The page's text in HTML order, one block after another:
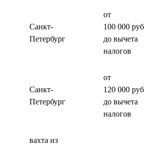
Санкт-
Петербург
от
100 000 руб.
до вычета
налогов
Санкт-
Петербург
от
120 000 руб.
до вычета
налогов
вахта из